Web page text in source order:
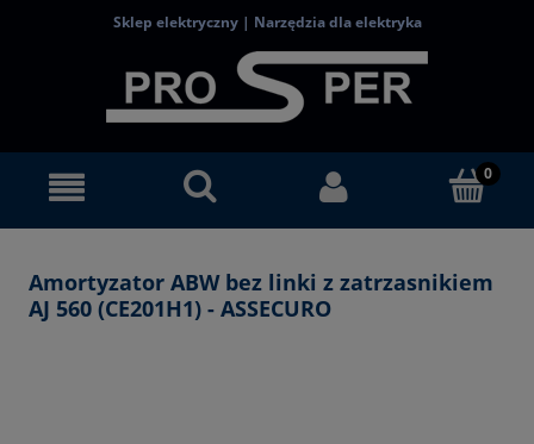
Sklep elektryczny | Narzędzia dla elektryka
Amortyzator ABW bez linki z zatrzasnikiem
AJ 560 (CE201H1) - ASSECURO